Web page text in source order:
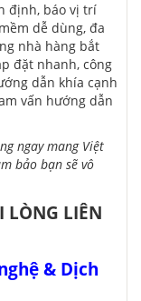
định, báo vị trí
dễ dùng, đa
nhà hàng bắt
đặt nhanh, công
dẫn khía cạnh
vấn hướng dẫn
ngaymangViệt
bảo bạn sẽ vô
LÒNG LIÊN
& Dịch